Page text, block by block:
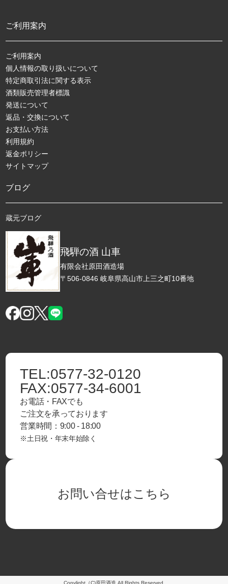
飛騨の酒 山車
有限会社原田酒造場
〒506-0846 岐阜県高山市上三之町10番地
ご利用案内
ご利用案内
個人情報の取り扱いについて
特定商取引法に関する表示
酒類販売管理者標識
発送について
返品・交換について
お支払い方法
利用規約
返金ポリシー
サイトマップ
ブログ
蔵元ブログ
TEL:0577-32-0120
FAX:0577-34-6001
お電話・FAXでも
ご注文を承っております
営業時間：9:00 - 18:00
※土日祝・年末年始除く
お問い合せはこちら